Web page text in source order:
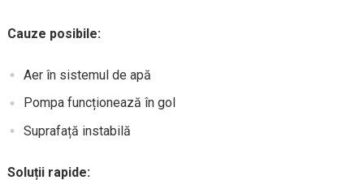
Cauze posibile:
Aer în sistemul de apă
Pompa funcționează în gol
Suprafață instabilă
Soluții rapide: